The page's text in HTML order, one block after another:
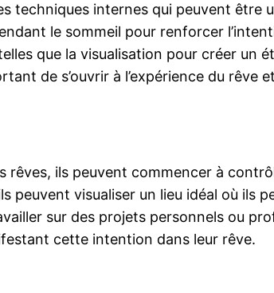
techniques internes qui peuvent être
le sommeil pour renforcer
que la visualisation pour créer un
de s’ouvrir à l’expérience du rêve
rêves, ils peuvent commencer à
peuvent visualiser un lieu idéal où ils
sur des projets personnels ou
cette intention dans leur rêve.